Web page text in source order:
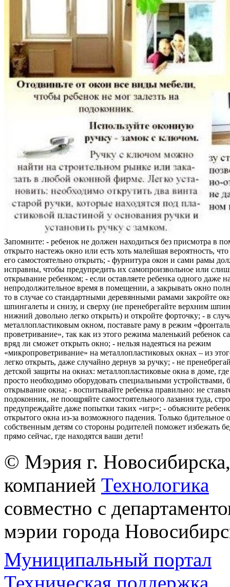
Запомните: - ребенок не должен находиться без присмотра в
открыто настежь окно или есть хоть малейшая вероятность,
его самостоятельно открыть; - фурнитура окон и сами рамы
исправны, чтобы предупредить их самопроизвольное или
открывание ребенком; - если оставляете ребенка одного даже
непродолжительное время в помещении, а закрывать окно
то в случае со стандартными деревянными рамами закройте
шпингалеты и снизу, и сверху (не пренебрегайте верхним
нижний довольно легко открыть) и откройте форточку; - в
металлопластиковым окном, поставьте раму в режим
проветривание», так как из этого режима маленький ребенок
вряд ли сможет открыть окно; - нельзя надеяться на режим
«микропроветривание» на металлопластиковых окнах – из
легко открыть, даже случайно дернув за ручку; - не
детской защиты на окнах: металлопластиковые окна в доме, где
просто необходимо оборудовать специальными
открывание окна; - воспитывайте ребенка правильно: не
подоконник, не поощряйте самостоятельного лазания туда,
предупреждайте даже попытки таких «игр»; - объясните
открытого окна из-за возможного падения. Только бдительное
собственным детям со стороны родителей поможет избежать
прямо сейчас, где находятся ваши дети!
© Мэрия г.
компанией Технологика
совместно с
мэрии города
Муниципальный портал